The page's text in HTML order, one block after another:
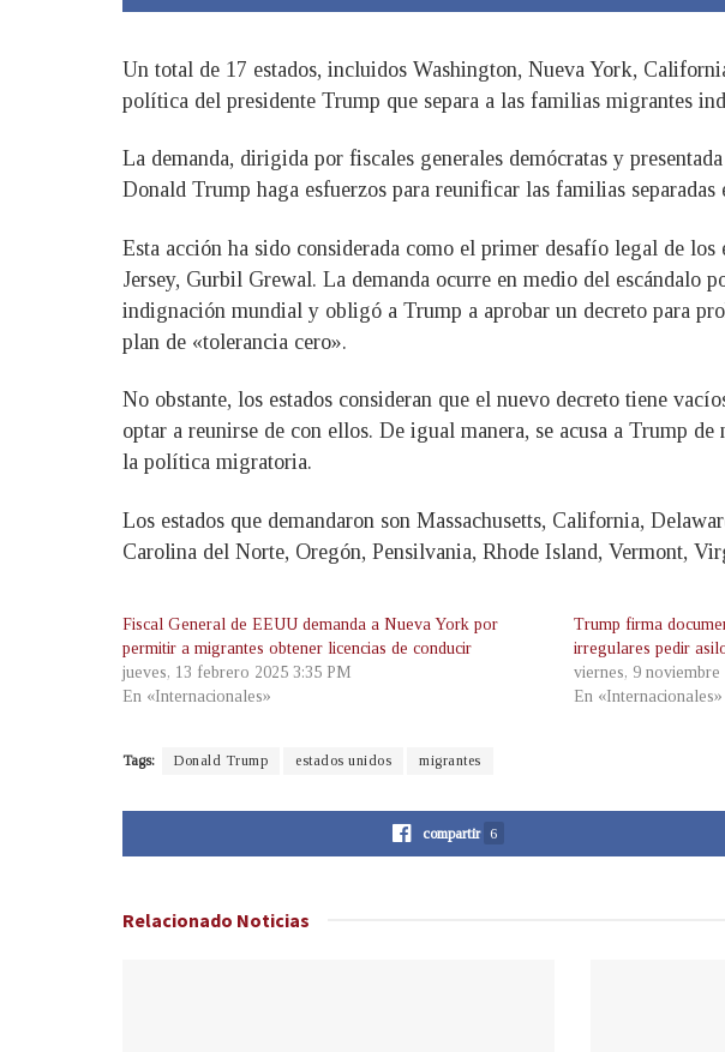
Un total de 17 estados, incluidos Washington, Nueva York,
política del presidente Trump que separa a las familias migrantes
La demanda, dirigida por fiscales generales demócratas y
Donald Trump haga esfuerzos para reunificar las familias
Esta acción ha sido considerada como el primer desafío legal de
Jersey, Gurbil Grewal. La demanda ocurre en medio del escándalo
indignación mundial y obligó a Trump a aprobar un decreto para
plan de «tolerancia cero».
No obstante, los estados consideran que el nuevo decreto tiene
optar a reunirse de con ellos. De igual manera, se acusa a Trump
la política migratoria.
Los estados que demandaron son Massachusetts, California,
Carolina del Norte, Oregón, Pensilvania, Rhode Island, Vermont,
Fiscal General de EEUU demanda a Nueva York por
permitir a migrantes obtener licencias de conducir
jueves, 13 febrero 2025 3:35 PM
En «Internacionales»
Trump firma
irregulares pedir
viernes, 9 noviembre
En «Internacionales»
Tags: Donald Trump estados unidos migrantes
compartir 6
Relacionado Noticias